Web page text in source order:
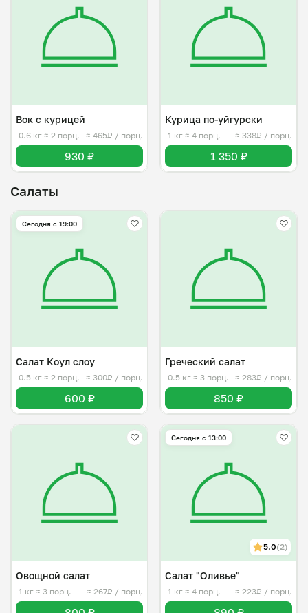
Вок с курицей
0.6 кг ≈ 2 порц. ≈ 465₽ / порц.
930 ₽
Курица по-уйгурски
1 кг ≈ 4 порц. ≈ 338₽ / порц.
1 350 ₽
Салаты
Сегодня с 19:00
Салат Коул слоу
0.5 кг ≈ 2 порц. ≈ 300₽ / порц.
600 ₽
Греческий салат
0.5 кг ≈ 3 порц. ≈ 283₽ / порц.
850 ₽
Овощной салат
1 кг ≈ 3 порц. ≈ 267₽ / порц.
Сегодня с 13:00
5.0(2)
Салат "Оливье"
1 кг ≈ 4 порц. ≈ 223₽ / порц.